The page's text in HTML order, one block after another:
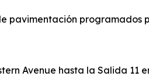
pavimentación programados
Avenue hasta la Salida